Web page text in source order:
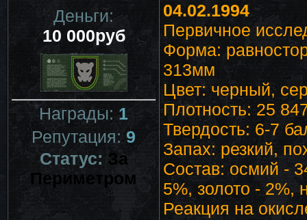
Деньги:
10 000руб
Награды:1
Репутация:9
Статус:За
Периметром
04.02.1994
Первичное
Форма:
313мм
Цвет: черный,
Плотность: 25
Твердость: 6-7
Запах: резкий,
Состав: осмий -
5%, золото - 2%,
Реакция на